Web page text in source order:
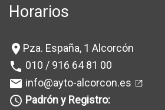
Horarios
location_on Pza. España, 1 Alcorcón
phone 010 / 916 64 81 00
mail info@ayto-alcorcon.es
query_builder Padrón y Registro: